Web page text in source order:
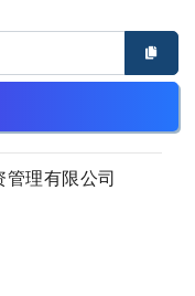
理有限公司